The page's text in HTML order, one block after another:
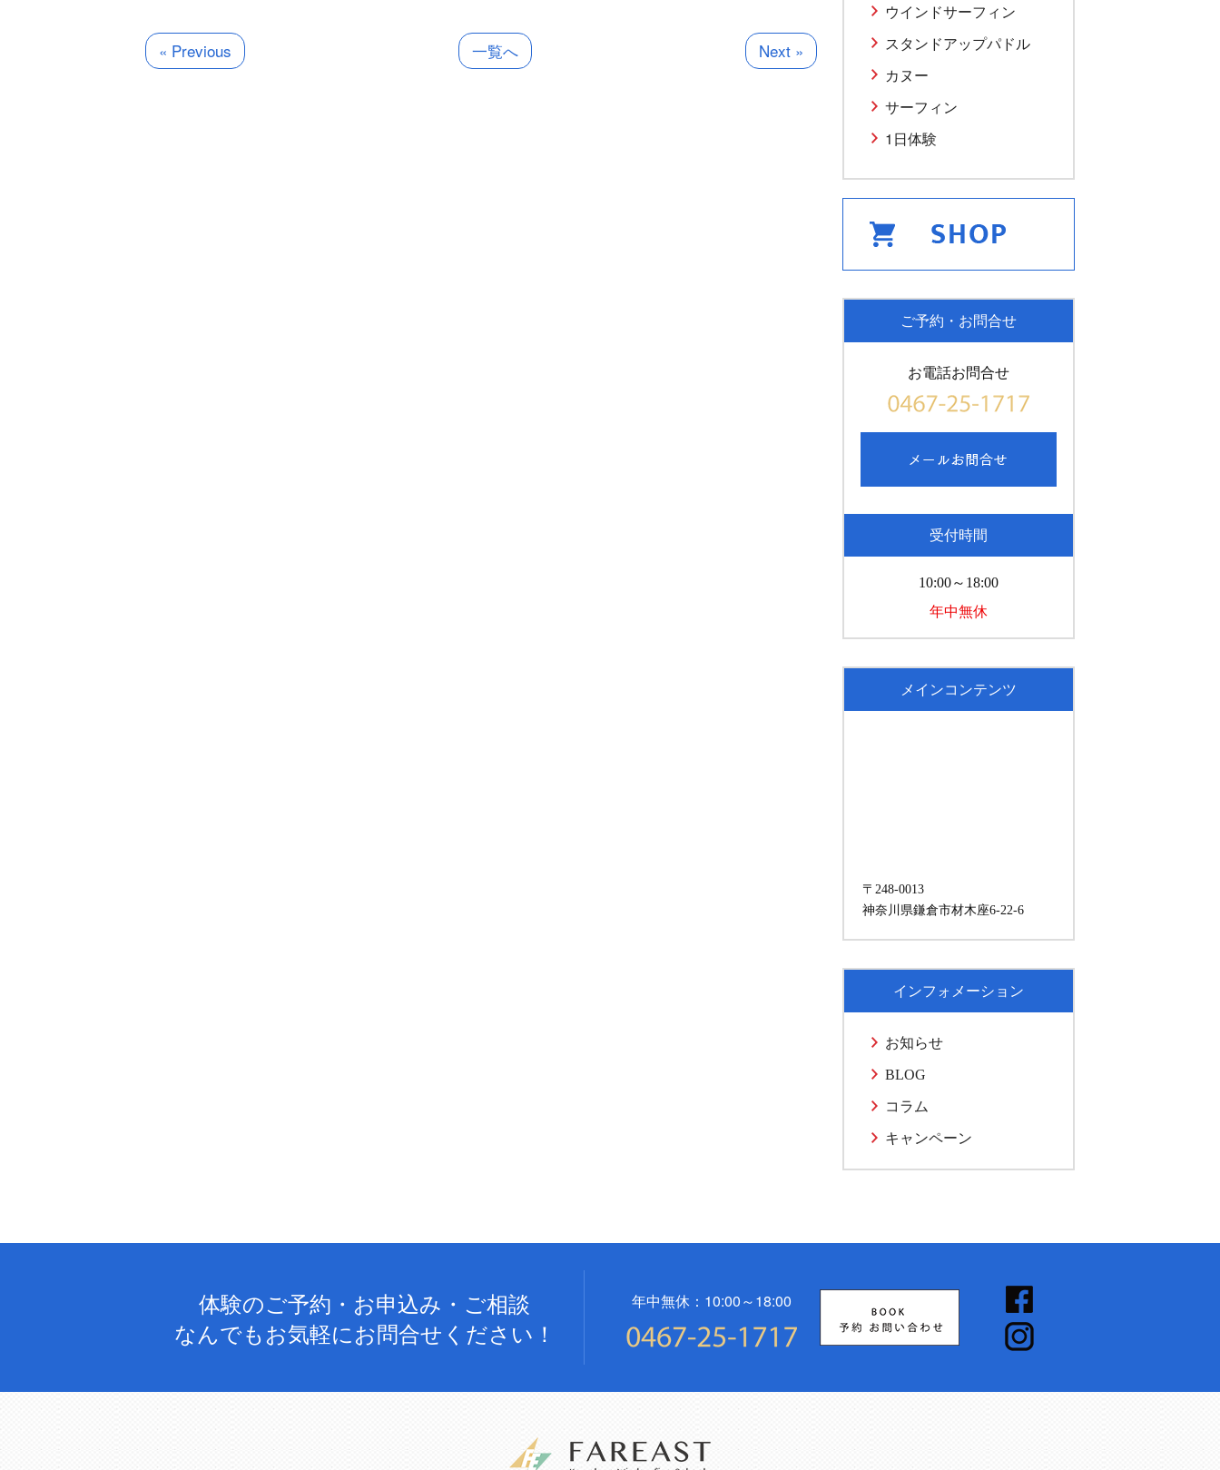
« Previous 一覧へ Next »
ウインドサーフィン
スタンドアップパドル
カヌー
サーフィン
1日体験
ご予約・お問合せ
お電話お問合せ
受付時間
10:00～18:00
年中無休
メインコンテンツ
〒248-0013
神奈川県鎌倉市材木座6-22-6
インフォメーション
お知らせ
BLOG
コラム
キャンペーン
体験のご予約・お申込み・ご相談
なんでもお気軽にお問合せください！
年中無休：10:00～18:00